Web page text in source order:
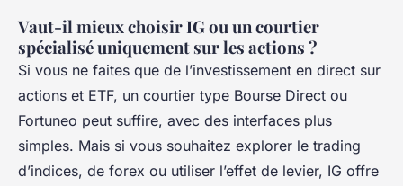
Vaut-il mieux choisir IG ou un courtier
spécialisé uniquement sur les actions ?
Si vous ne faites que de l’investissement en direct sur
actions et ETF, un courtier type Bourse Direct ou
Fortuneo peut suffire, avec des interfaces plus
simples. Mais si vous souhaitez explorer le trading
d’indices, de forex ou utiliser l’effet de levier, IG offre